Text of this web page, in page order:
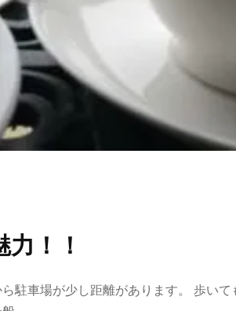
！！
駐車場が少し距離があります。 歩いて